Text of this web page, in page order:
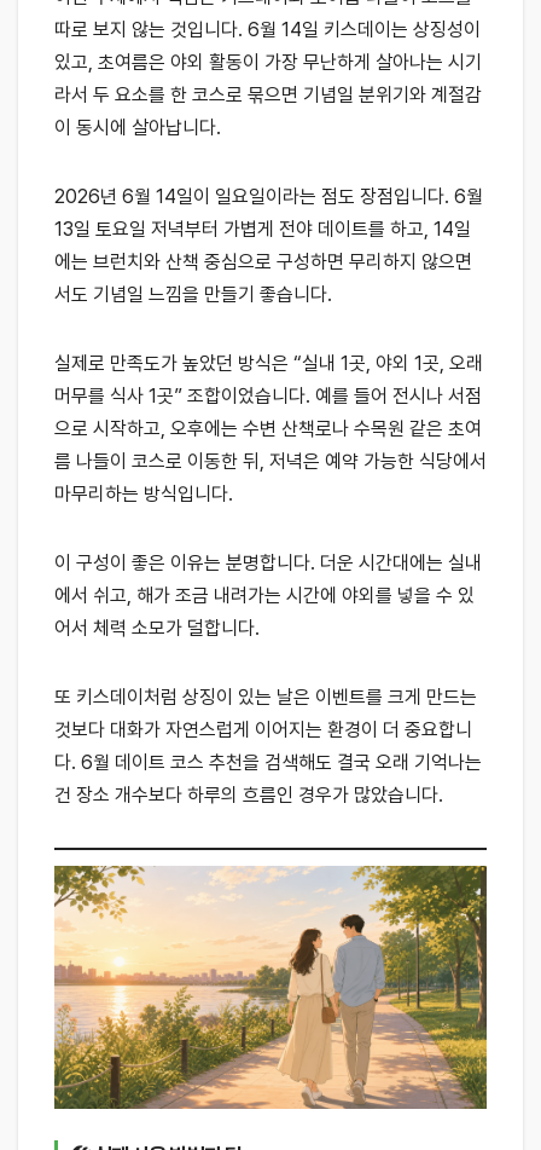
따로 보지 않는 것입니다. 6월 14일 키스데이는 상징성이
있고, 초여름은 야외 활동이 가장 무난하게 살아나는 시기
라서 두 요소를 한 코스로 묶으면 기념일 분위기와 계절감
이 동시에 살아납니다.
2026년 6월 14일이 일요일이라는 점도 장점입니다. 6월
13일 토요일 저녁부터 가볍게 전야 데이트를 하고, 14일
에는 브런치와 산책 중심으로 구성하면 무리하지 않으면
서도 기념일 느낌을 만들기 좋습니다.
실제로 만족도가 높았던 방식은 “실내 1곳, 야외 1곳, 오래
머무를 식사 1곳” 조합이었습니다. 예를 들어 전시나 서점
으로 시작하고, 오후에는 수변 산책로나 수목원 같은 초여
름 나들이 코스로 이동한 뒤, 저녁은 예약 가능한 식당에서
마무리하는 방식입니다.
이 구성이 좋은 이유는 분명합니다. 더운 시간대에는 실내
에서 쉬고, 해가 조금 내려가는 시간에 야외를 넣을 수 있
어서 체력 소모가 덜합니다.
또 키스데이처럼 상징이 있는 날은 이벤트를 크게 만드는
것보다 대화가 자연스럽게 이어지는 환경이 더 중요합니
다. 6월 데이트 코스 추천을 검색해도 결국 오래 기억나는
건 장소 개수보다 하루의 흐름인 경우가 많았습니다.